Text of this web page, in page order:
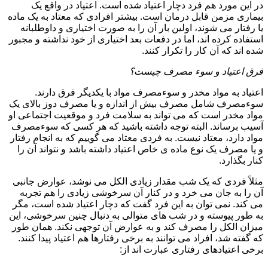
در این مورد هم فرد دچار اعتیاد شده است. اعتیاد در واقع یک
بیماری مزمن قابل درمان است. بیشتر افرادی که معتاد به یک ماده
یا رفتار می شوند، اولین بار آن را به صورت اختیاری و داوطلبانه
استفاده کرده اند، اما در دفعات بعد اختیاری از خود نداشته و مجبور
شده اند که آن کار را تکرار کنند.
فرق اعتیاد و سوء مصرف چیست؟
اعتیاد به مواد مخدر و سوءمصرف مواد با یکدیگر فرق دارند.
سوءمصرف شامل مصرف بیش از اندازه و یا مصرف دوز بالای یک
مواد مخدر است که می تواند به سلامت فرد و موقعیت اجتماعی او
آسیب برساند. البته توجه داشته باشید که هر کسی که سوءمصرف
مواد دارد، معتاد نیست. به فردی معتاد می گوییم که به انجام رفتار
و یا مصرف یک نوع ماده ی خاص اعتیاد داشته باشد و نتواند آن را
کنار بگذارد.
مثلاً فردی که یک شب مقدار زیادی الکل می نوشد، عوارض جانبی
آن را به جان می خرد و در کنار آن سرخوشی زیادی را هم تجربه
می کند. نمی توان به این فرد گفت که دچار اعتیاد شده است، مگر
به طور پیوسته و در شب های متوالی به دنبال چنین سرخوشی، این
میزان الکل را مصرف کند و به عوارض آن توجهی نکند. همان طور
که گفته شد، افراد می توانند به برخی رفتارها هم اعتیاد پیدا کنند.
برخی اعتیادهای رفتاری عبارت اند از: